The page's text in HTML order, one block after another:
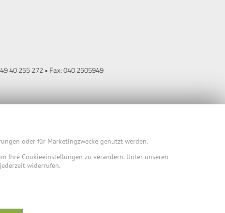
40 255 272 • Fax: 040 2505949
oder für Marketingzwecke genutzt werden.
Ihre Cookieeinstellungen zu verändern. Unter unseren
widerrufen.